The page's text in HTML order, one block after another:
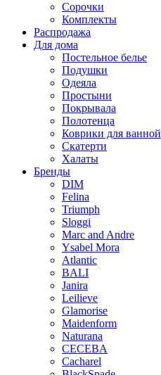
Сорочки
Комплекты
Распродажа
Для дома
Постельное белье
Подушки
Одеяла
Простыни
Покрывала
Полотенца
Коврики для ванной
Скатерти
Халаты
Бренды
DIM
Felina
Triumph
Sloggi
Marc and Andre
Ysabel Mora
Atlantic
BALI
Janira
Leilieve
Glamorise
Maidenform
Naturana
CECEBA
Cacharel